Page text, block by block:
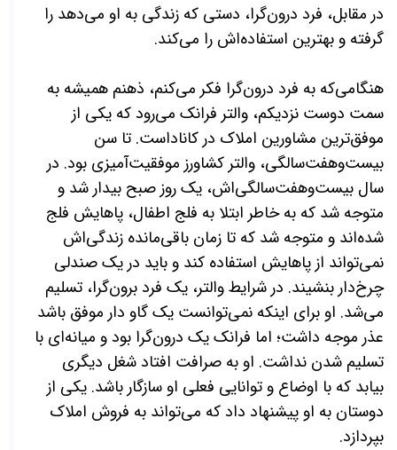
در مقابل، فرد درون‌گرا، دستی که زندگی به او می‌دهد را
گرفته و بهترین استفاده‌اش را می‌کند.
هنگامی‌که به فرد درون‌گرا فکر می‌کنم، ذهنم همیشه به
سمت دوست نزدیکم، والتر فرانک می‌رود که یکی از
موفق‌ترین مشاورین املاک در کاناداست. تا سن
بیست‌وهفت‌سالگی، والتر کشاورز موفقیت‌آمیزی بود. در
سال بیست‌وهفت‌سالگی‌اش، یک روز صبح بیدار شد و
متوجه شد که به خاطر ابتلا به فلج اطفال، پاهایش فلج
شده‌اند و متوجه شد که تا زمان باقی‌مانده زندگی‌اش
نمی‌تواند از پاهایش استفاده کند و باید در یک صندلی
چرخ‌دار بنشیند. در شرایط والتر، یک فرد برون‌گرا، تسلیم
می‌شد. او برای اینکه نمی‌توانست یک گاو دار موفق باشد
عذر موجه داشت؛ اما فرانک یک درون‌گرا بود و میانه‌ای با
تسلیم شدن نداشت. او به صرافت افتاد شغل دیگری
بیابد که با اوضاع و توانایی فعلی او سازگار باشد. یکی از
دوستان به او پیشنهاد داد که می‌تواند به فروش املاک
بپردازد.